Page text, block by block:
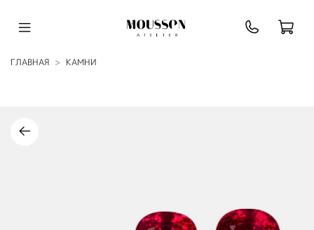
ГЛАВНАЯ КАМНИ